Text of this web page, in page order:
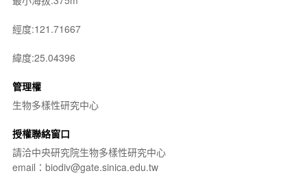
經度:121.71667
緯度:25.04396
管理權
生物多樣性研究中心
授權聯絡窗口
請洽中央研究院生物多樣性研究中心
email：biodiv@gate.sinica.edu.tw